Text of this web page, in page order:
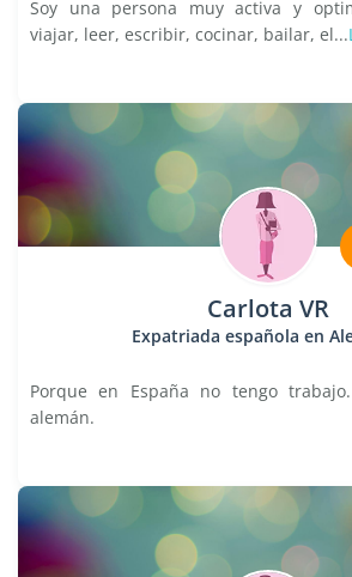
Soy una persona muy activa y
viajar, leer, escribir, cocinar, bailar, el...
Carlota VR
Expatriada española en
Porque en España no tengo
alemán.